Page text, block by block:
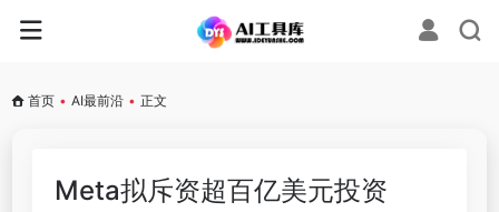
首页 • AI最前沿 • 正文
Meta拟斥资超百亿美元投资